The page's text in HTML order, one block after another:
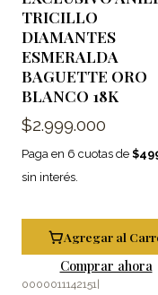
TRICILLO
DIAMANTES
ESMERALDA
BAGUETTE ORO
BLANCO 18K
$2.999.000
Paga en 6 cuotas de
sin interés.
Agregar al
Comprar ahora
0000011142151